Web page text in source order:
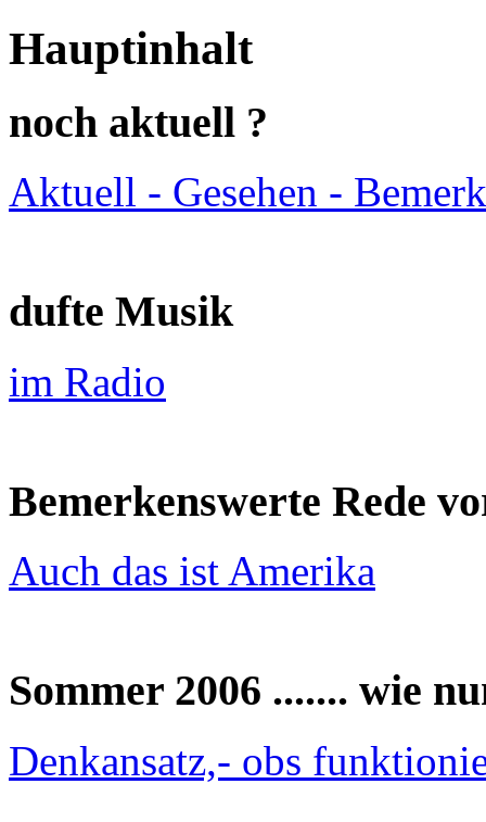
Hauptinhalt
noch aktuell ?
Aktuell - Gesehen -
dufte Musik
im Radio
Bemerkenswerte Rede
Auch das ist Amerika
Sommer 2006 ....... wie
Denkansatz,- obs